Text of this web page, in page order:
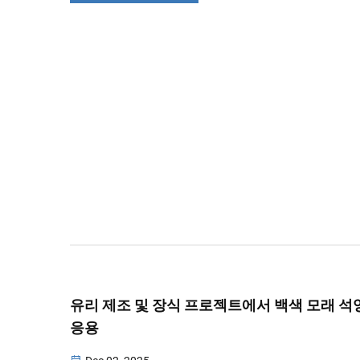
유리 제조 및 장식 프로젝트에서 백색 모래 석
응용